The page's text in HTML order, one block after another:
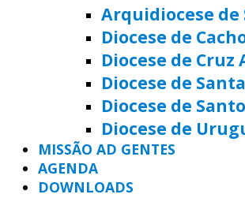
Arquidiocese de
Diocese de
Diocese de Cruz
Diocese de
Diocese de
Diocese de
MISSÃO AD GENTES
AGENDA
DOWNLOADS